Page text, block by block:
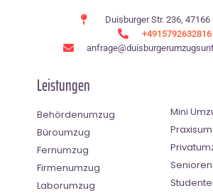
Duisburger Str. 236,
+4915792632816
Leistungen
Behördenumzug
Büroumzug
Fernumzug
Firmenumzug
Laborumzug
Mini